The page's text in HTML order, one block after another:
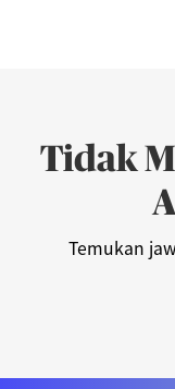
Tidak
Temukan